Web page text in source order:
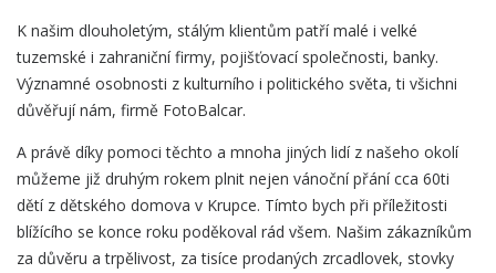
K našim dlouholetým, stálým klientům patří malé i velké
tuzemské i zahraniční firmy, pojišťovací společnosti, banky.
Významné osobnosti z kulturního i politického světa, ti všichni
důvěřují nám, firmě FotoBalcar.
A právě díky pomoci těchto a mnoha jiných lidí z našeho okolí
můžeme již druhým rokem plnit nejen vánoční přání cca 60ti
dětí z dětského domova v Krupce. Tímto bych při příležitosti
blížícího se konce roku poděkoval rád všem. Našim zákazníkům
za důvěru a trpělivost, za tisíce prodaných zrcadlovek, stovky